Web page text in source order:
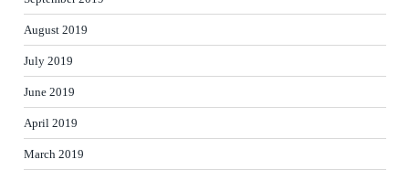
August 2019
July 2019
June 2019
April 2019
March 2019